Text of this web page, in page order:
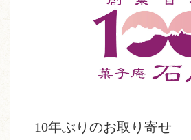
10年ぶりのお取り寄せ